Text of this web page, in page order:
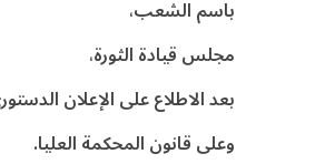
باسم الشعب،
مجلس قيادة الثورة،
بعد الاطلاع على الإعلان الدستوري الصادر في 2 شوال
وعلى قانون المحكمة العليا.